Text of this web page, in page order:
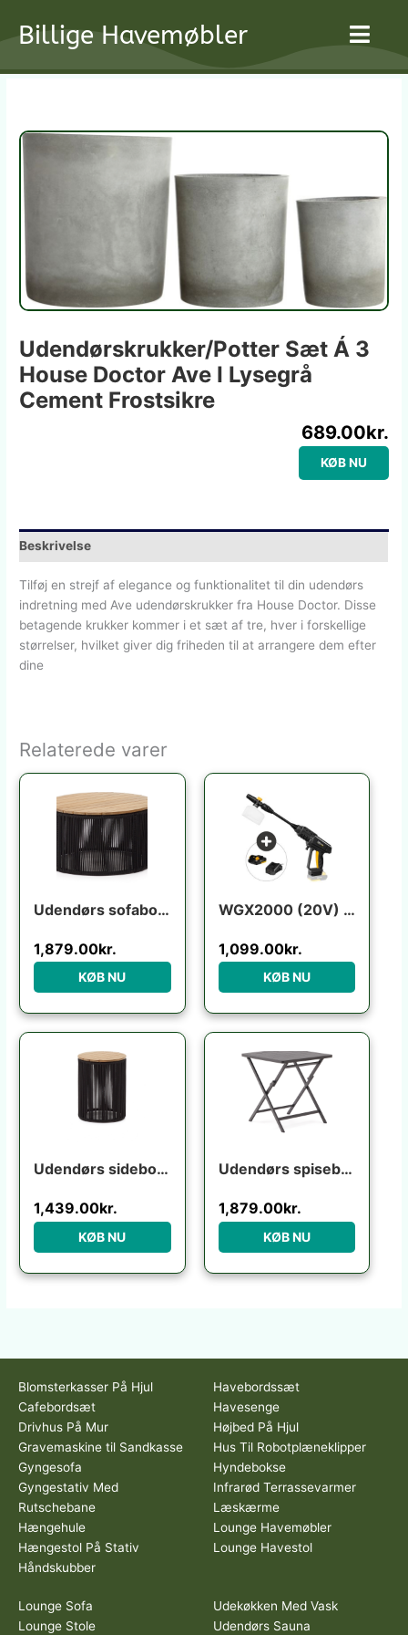
Billige Havemøbler
Udendørskrukker/potter Sæt Á 3
House Doctor Ave I Lysegrå
Cement Frostsikre
689.00kr.
KØB NU
Beskrivelse
Tilføj en strejf af elegance og funktionalitet til din udendørs
indretning med Ave udendørskrukker fra House Doctor. Disse
betagende krukker kommer i et sæt af tre, hver i forskellige
størrelser, hvilket giver dig friheden til at arrangere dem efter
dine
Relaterede varer
Udendørs sofabord Kave Home Dandara rund Ø70 x H40 cm akacietræ og stål sort/beige
1,879.00kr.
KØB NU
WGX2000 (20V) m/batteri+lader
1,099.00kr.
KØB NU
Udendørs sidebord Kave Home Dandara i massivt akacietræ og sort lakeret stål Ø40 H52 cm
1,439.00kr.
KØB NU
Udendørs spisebord klapbord Kave Home Torreta aluminium grafit foldbart 70×70 cm til 4 personer
1,879.00kr.
KØB NU
Blomsterkasser På Hjul
Cafebordsæt
Drivhus På Mur
Gravemaskine til Sandkasse
Gyngesofa
Gyngestativ Med
Rutschebane
Hængehule
Hængestol På Stativ
Håndskubber
Havebordssæt
Havesenge
Højbed På Hjul
Hus Til Robotplæneklipper
Hyndebokse
Infrarød Terrassevarmer
Læskærme
Lounge Havemøbler
Lounge Havestol
Lounge Sofa
Lounge Stole
Udekøkken Med Vask
Udendørs Sauna